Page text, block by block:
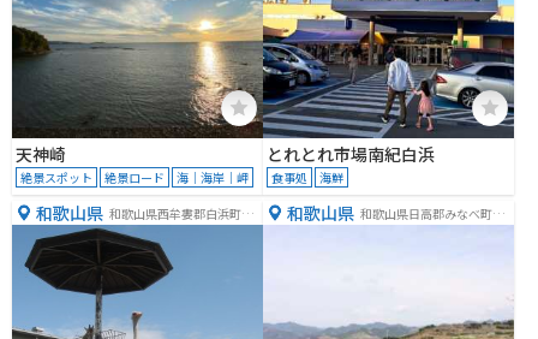
天神崎
絶景スポット 絶景ロード 海｜海岸｜岬
とれとれ市場南紀白浜
食事処 海鮮
和歌山県 和歌山県西牟婁郡白浜町堅
田２３９９
和歌山県 和歌山県日高郡みなべ町晩